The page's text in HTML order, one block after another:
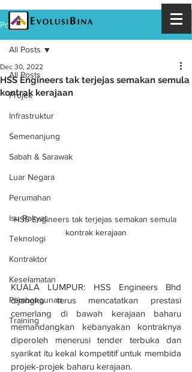
Post
All Posts
Projek
Infrastruktur
Semenanjung
Sabah & Sarawak
Luar Negara
Perumahan
Isu Rakyat
Teknologi
Kontraktor
Keselamatan
Pembangunan
Training
All Posts
HSS Engineers tak terjejas semakan semula
kontrak kerajaan
Dec 30, 2022
HSS Engineers tak terjejas semakan semula
kontrak kerajaan
KUALA LUMPUR: HSS Engineers Bhd
dijangka terus mencatatkan prestasi
cemerlang di bawah kerajaan baharu
memandangkan kebanyakan kontraknya
diperoleh menerusi tender terbuka dan
syarikat itu kekal kompetitif untuk membida
projek-projek baharu kerajaan.